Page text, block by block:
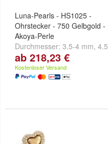
Luna-Pearls - HS1025 -
Ohrstecker - 750 Gelbgold -
Akoya-Perle
Durchmesser: 3.5-4 mm,
mm ,4-4.5 mm und
ab 218,23 €
Kostenloser Versand